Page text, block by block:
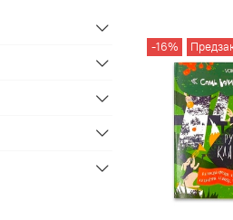
-16%